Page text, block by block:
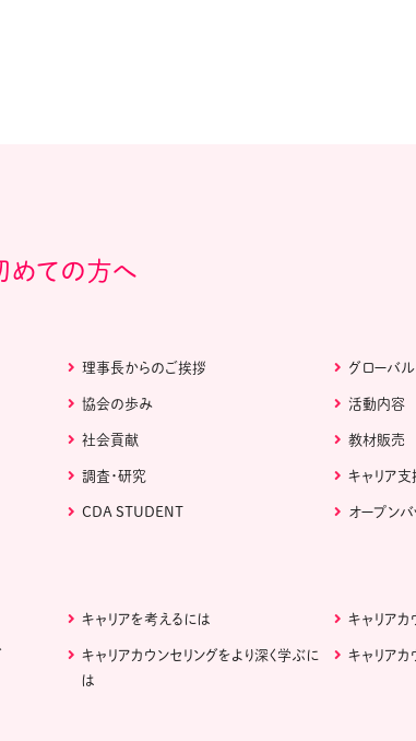
めての方へ
理事長からのご挨拶 グローバ
協会の歩み 活動内容
社会貢献 教材販売
調査・研究 キャリア支
CDA STUDENT オープン
キャリアを考えるには キャリアカ
キャリアカウンセリングをより深く学ぶに
は
キャリアカ